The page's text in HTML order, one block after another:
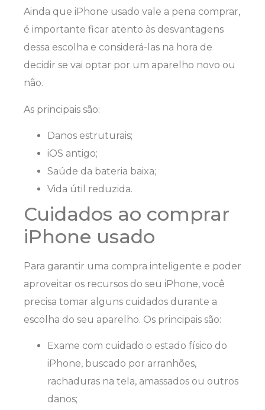
Ainda que iPhone usado vale a pena comprar,
é importante ficar atento às desvantagens
dessa escolha e considerá-las na hora de
decidir se vai optar por um aparelho novo ou
não.
As principais são:
Danos estruturais;
iOS antigo;
Saúde da bateria baixa;
Vida útil reduzida.
Cuidados ao comprar
iPhone usado
Para garantir uma compra inteligente e poder
aproveitar os recursos do seu iPhone, você
precisa tomar alguns cuidados durante a
escolha do seu aparelho. Os principais são:
Exame com cuidado o estado físico do
iPhone, buscado por arranhões,
rachaduras na tela, amassados ou outros
danos;